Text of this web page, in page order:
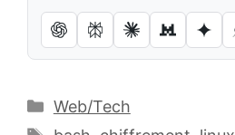
Catégories
Web/Tech